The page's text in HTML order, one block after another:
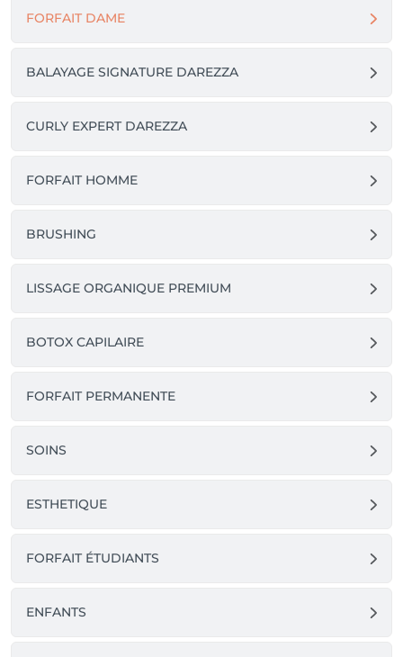
Cancelamentos ou alterações devem ser feitos com
FORFAIT DAME
BALAYAGE SIGNATURE DAREZZA
CURLY EXPERT DAREZZA
FORFAIT HOMME
BRUSHING
LISSAGE ORGANIQUE PREMIUM
BOTOX CAPILAIRE
FORFAIT PERMANENTE
SOINS
ESTHETIQUE
FORFAIT ÉTUDIANTS
ENFANTS